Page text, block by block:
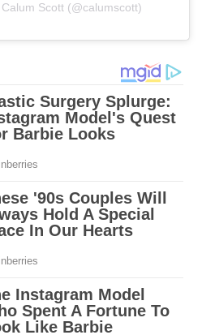
Scott (@calumscott)